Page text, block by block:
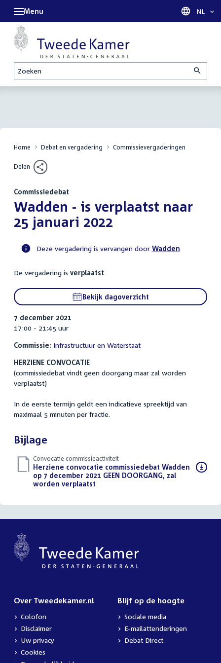
Zoeken
Menu Taal
NL
Home Debat en vergadering Commissievergaderingen
Delen
Commissiedebat
:Wadden - is verplaatst naar
25 januari 2022
commissie
activiteit
Deze vergadering is vervangen door Wadden
De vergadering is verplaatst
Bekijk dagoverzicht
7 december 2021
17:00 - 21:45 uur
Commissie: Infrastructuur en Waterstaat
HERZIENE CONVOCATIE
(commissiedebat vindt geen doorgang maar zal worden
verplaatst)
In de eerste termijn geldt een indicatieve spreektijd van
maximaal 5 minuten per fractie.
Bijlage
Convocatie commissieactiviteit
Download
bestand:
Herziene convocatie commissiedebat Wadden
op 7 december 2021 GEEN DOORGANG, zal
worden verplaatst
Over Tweedekamer.nl
Colofon
Disclaimer
Uw privacy
Cookies
Blijf op de hoogte
Sociale media
E-mailattenderingen
Debat Direct